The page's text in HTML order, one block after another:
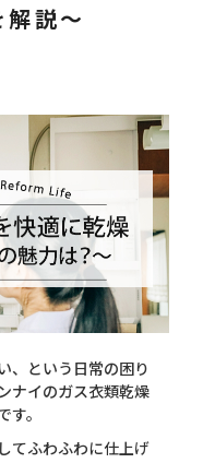
説～
、という日常の困り
ナイのガス衣類乾燥
。
てふわふわに仕上げ